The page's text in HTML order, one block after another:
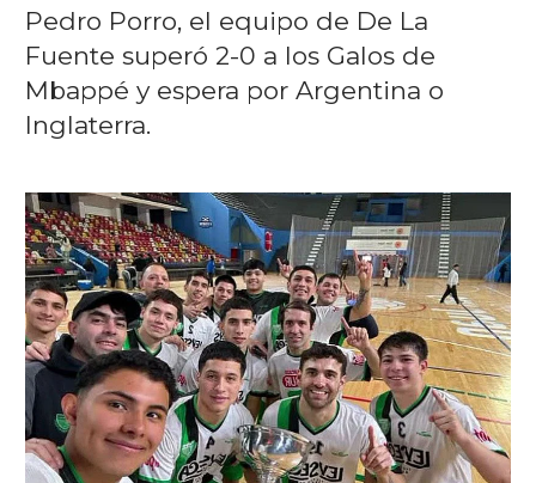
Pedro Porro, el equipo de De La
Fuente superó 2-0 a los Galos de
Mbappé y espera por Argentina o
Inglaterra.